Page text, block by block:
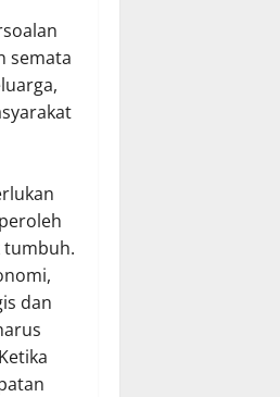
semata
tumbuh.
dan